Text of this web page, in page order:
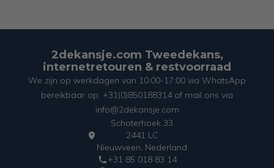
2dekansje.com Tweedekans,
internetretouren & restvoorraad
We zijn op werkdagen van 10:00-17:00 via WhatsApp
bereikbaar op: +31(0)850188314 of mail ons via
info@2dekansje.com
Schoterhoek 33
2441 LC
Nieuwveen, Nederland
+31 85 018 83 14